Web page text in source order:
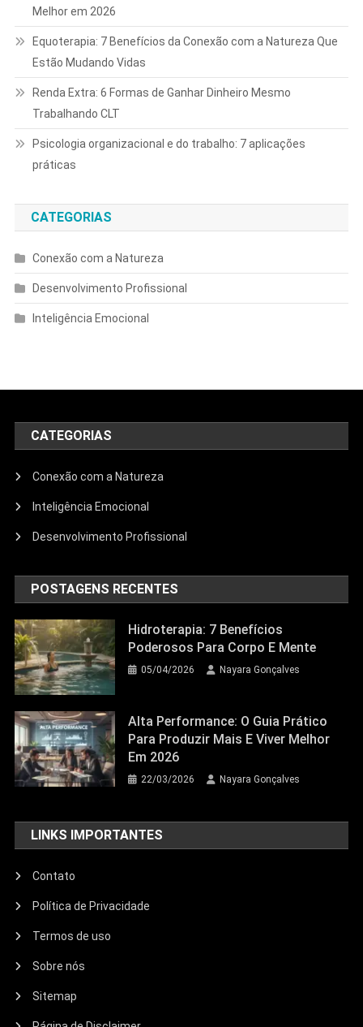
Melhor em 2026
Equoterapia: 7 Benefícios da Conexão com a Natureza Que
Estão Mudando Vidas
Renda Extra: 6 Formas de Ganhar Dinheiro Mesmo
Trabalhando CLT
Psicologia organizacional e do trabalho: 7 aplicações
práticas
CATEGORIAS
Conexão com a Natureza
Desenvolvimento Profissional
Inteligência Emocional
CATEGORIAS
Conexão com a Natureza
Inteligência Emocional
Desenvolvimento Profissional
POSTAGENS RECENTES
Hidroterapia: 7 Benefícios
Poderosos Para Corpo E Mente
05/04/2026 Nayara Gonçalves
Alta Performance: O Guia Prático
Para Produzir Mais E Viver Melhor
Em 2026
22/03/2026 Nayara Gonçalves
LINKS IMPORTANTES
Contato
Política de Privacidade
Termos de uso
Sobre nós
Sitemap